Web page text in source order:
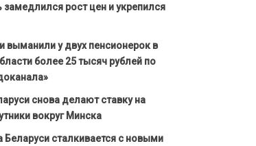
замедлился рост цен и укрепился
выманили у двух пенсионерок в
более 25 тысяч рублей по
снова делают ставку на
вокруг Минска
сталкивается с новыми